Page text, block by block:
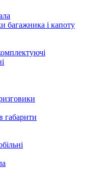
багажника і капоту
габарити